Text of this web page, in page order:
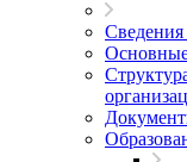
Сведения